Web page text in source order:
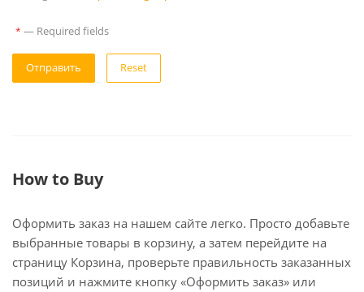
* — Required fields
Reset
How to Buy
Оформить заказ на нашем сайте легко. Просто добавьте
выбранные товары в корзину, а затем перейдите на
страницу Корзина, проверьте правильность заказанных
позиций и нажмите кнопку «Оформить заказ» или